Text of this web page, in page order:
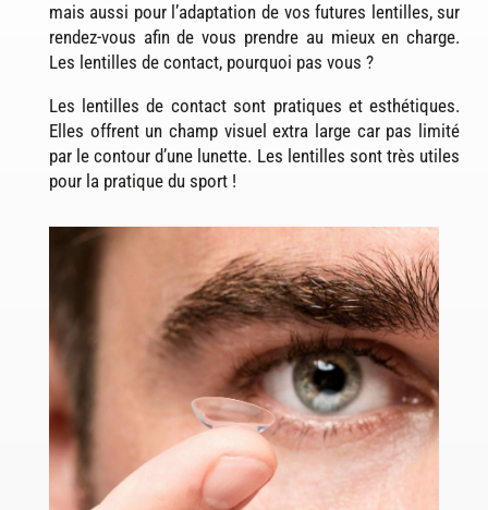
mais aussi pour l’adaptation de vos futures lentilles, sur
rendez-vous afin de vous prendre au mieux en charge.
Les lentilles de contact, pourquoi pas vous ?
Les lentilles de contact sont pratiques et esthétiques.
Elles offrent un champ visuel extra large car pas limité
par le contour d’une lunette. Les lentilles sont très utiles
pour la pratique du sport !